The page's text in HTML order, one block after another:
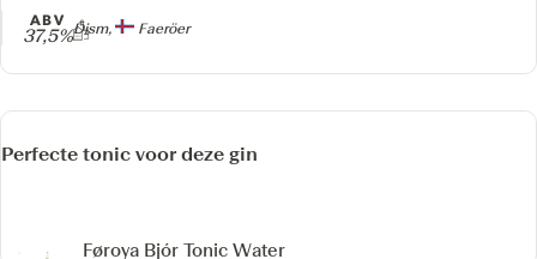
Producer
Dism, Faeröer
ABV
37,5%
Perfecte tonic voor deze gin
Føroya Bjór Tonic Water